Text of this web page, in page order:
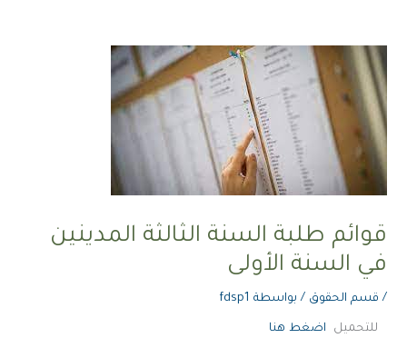
قوائم طلبة السنة الثالثة المدينين
في السنة الأولى
/ قسم الحقوق / بواسطة fdsp1
للتحميل اضغط هنا